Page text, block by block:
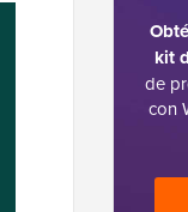
kit
de
con